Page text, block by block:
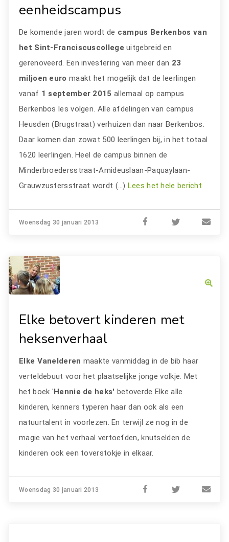
eenheidscampus
De komende jaren wordt de campus Berkenbos van
het Sint-Franciscuscollege uitgebreid en
gerenoveerd. Een investering van meer dan 23
miljoen euro maakt het mogelijk dat de leerlingen
vanaf 1 september 2015 allemaal op campus
Berkenbos les volgen. Alle afdelingen van campus
Heusden (Brugstraat) verhuizen dan naar Berkenbos.
Daar komen dan zowat 500 leerlingen bij, in het totaal
1620 leerlingen. Heel de campus binnen de
Minderbroedersstraat-Amideuslaan-Paquaylaan-
Grauwzustersstraat wordt (…) Lees het hele bericht
Woensdag 30 januari 2013
Elke betovert kinderen met
heksenverhaal
Elke Vanelderen maakte vanmiddag in de bib haar
verteldebuut voor het plaatselijke jonge volkje. Met
het boek 'Hennie de heks' betoverde Elke alle
kinderen, kenners typeren haar dan ook als een
natuurtalent in voorlezen. En terwijl ze nog in de
magie van het verhaal vertoefden, knutselden de
kinderen ook een toverstokje in elkaar.
Woensdag 30 januari 2013